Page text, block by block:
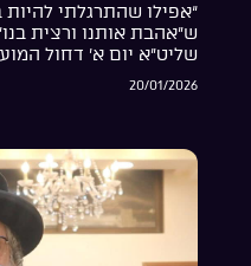
“אפילו שהתרגלתי
ש”אהבת אותנו ורצית
שליט”א יום א’ דחול
20/01/2026